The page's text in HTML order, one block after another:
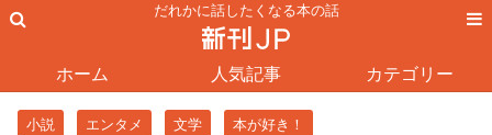
だれかに話したくなる本の話
ホーム 人気記事 カテゴリー
小説 エンタメ 文学 本が好き！